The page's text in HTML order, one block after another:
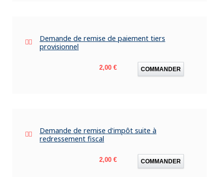
Demande de remise de paiement tiers
provisionnel
Prix
2,00 € COMMANDER
Demande de remise d'impôt suite à
redressement fiscal
Prix
2,00 € COMMANDER